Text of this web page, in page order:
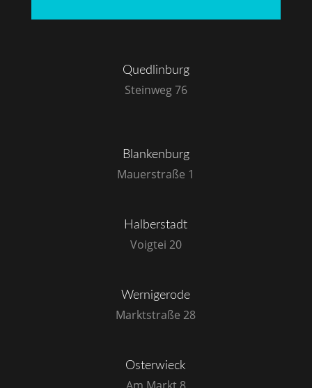
Quedlinburg
Steinweg 76
Blankenburg
Mauerstraße 1
Halberstadt
Voigtei 20
Wernigerode
Marktstraße 28
Osterwieck
Am Markt 8